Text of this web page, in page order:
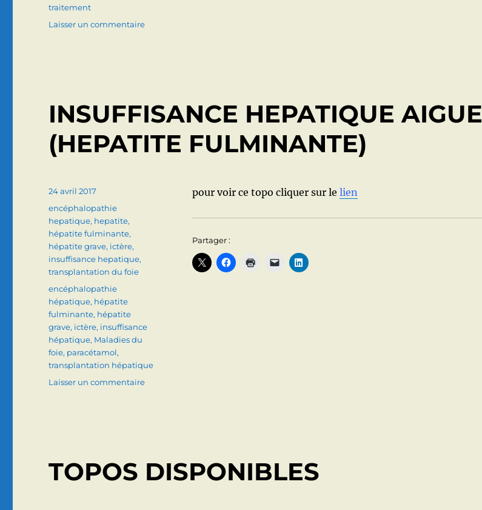
traitement
Laisser un commentairesur
DIAGNOSTIC,
TRAITEMENT
INSUFFISANCE HEPATIQUE AIGUE
(HEPATITE FULMINANTE)
pour voir ce topo cliquer sur le lien
Partager :
Publié
24 avril 2017
Catégories
encéphalopathie
hepatique, hepatite,
hépatite fulminante,
hépatite grave, ictère,
insuffisance hepatique,
transplantation du foie
Étiquettes
encéphalopathie
hépatique, hépatite
fulminante, hépatite
grave, ictère, insuffisance
hépatique, Maladies du
foie, paracétamol,
transplantation hépatique
Laisser un commentairesur
TOPOS DISPONIBLES